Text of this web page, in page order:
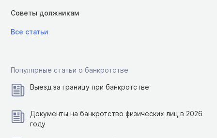
Советы должникам
Все статьи
Популярные статьи о банкротстве
Выезд за границу при банкротстве
Документы на банкротство физических лиц в 2026
году